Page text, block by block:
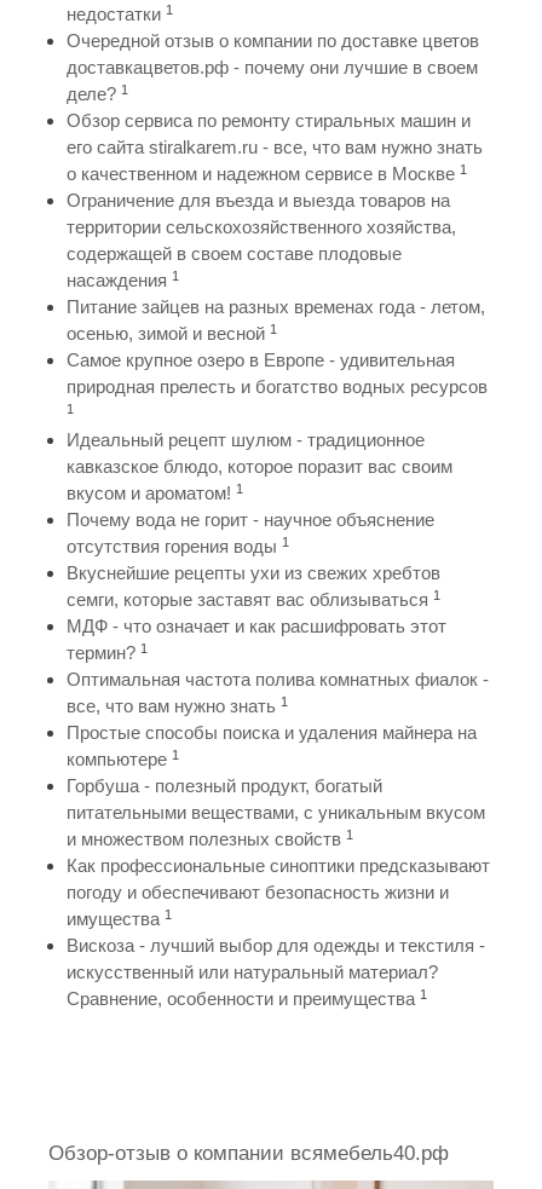
недостатки 1
Очередной отзыв о компании по доставке цветов
доставкацветов.рф - почему они лучшие в своем
деле? 1
Обзор сервиса по ремонту стиральных машин и
его сайта stiralkarem.ru - все, что вам нужно знать
о качественном и надежном сервисе в Москве 1
Ограничение для въезда и выезда товаров на
территории сельскохозяйственного хозяйства,
содержащей в своем составе плодовые
насаждения 1
Питание зайцев на разных временах года - летом,
осенью, зимой и весной 1
Самое крупное озеро в Европе - удивительная
природная прелесть и богатство водных ресурсов
1
Идеальный рецепт шулюм - традиционное
кавказское блюдо, которое поразит вас своим
вкусом и ароматом! 1
Почему вода не горит - научное объяснение
отсутствия горения воды 1
Вкуснейшие рецепты ухи из свежих хребтов
семги, которые заставят вас облизываться 1
МДФ - что означает и как расшифровать этот
термин? 1
Оптимальная частота полива комнатных фиалок -
все, что вам нужно знать 1
Простые способы поиска и удаления майнера на
компьютере 1
Горбуша - полезный продукт, богатый
питательными веществами, с уникальным вкусом
и множеством полезных свойств 1
Как профессиональные синоптики предсказывают
погоду и обеспечивают безопасность жизни и
имущества 1
Вискоза - лучший выбор для одежды и текстиля -
искусственный или натуральный материал?
Сравнение, особенности и преимущества 1
Обзор-отзыв о компании всямебель40.рф